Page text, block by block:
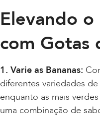
Elevando
com Gotas
1. Varie as Bananas:
diferentes variedades
enquanto as mais
uma combinação de